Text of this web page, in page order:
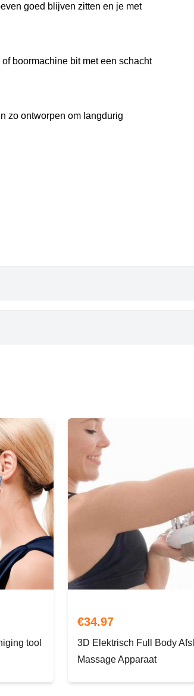
goed blijven zitten en je met
boormachine bit met een schacht
zo ontworpen om langdurig
tool
€34.97
3D Elektrisch Full Body
Massage Apparaat